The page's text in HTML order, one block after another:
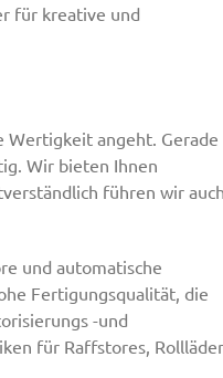
für kreative und
Wertigkeit angeht. Gerade
Wir bieten Ihnen
führen wir
und automatische
Fertigungsqualität, die
-und
für Raffstores,